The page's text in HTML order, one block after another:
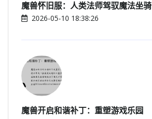
魔兽怀旧服：人类法师驾驭魔法坐骑
2026-05-10 18:38:26
魔兽开启和谐补丁：重塑游戏乐园